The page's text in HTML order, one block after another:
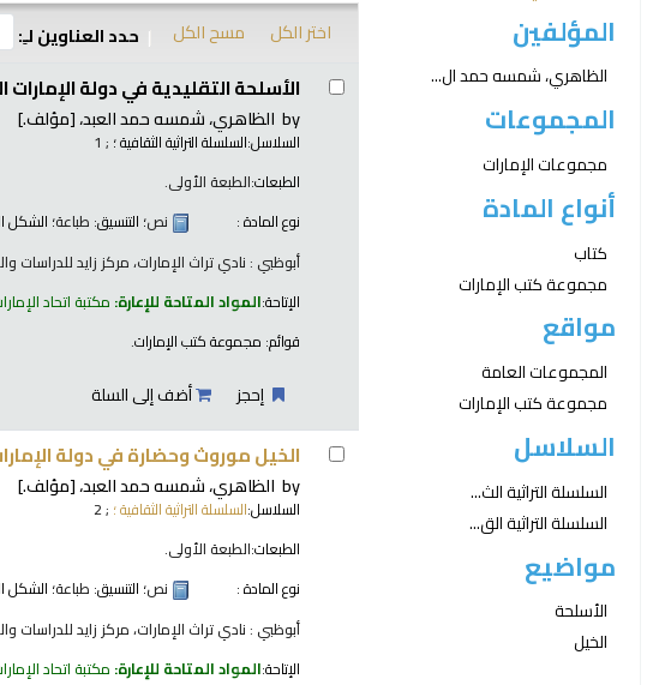
المؤلفين
الظاهري، شمسه حمد ال...
المجموعات
مجموعات الإمارات
أنواع المادة
كتاب
مجموعة كتب الإمارات
مواقع
المجموعات العامة
مجموعة كتب الإمارات
السلاسل
السلسلة التراثية الث...
السلسلة التراثية الق...
مواضيع
الأسلحة
الخيل
اختر الكل مسح الكل حدد العناوين لـِ:
نتائج الأسلحة التقليدية في دولة الإمارات
by الظاهري، شمسه حمد العبد،[مؤلف.]
السلاسل:السلسلة التراثية الثقافية ؛ ; 1
الطبعات:الطبعة الأولى.
نوع المادة :
نص؛ التنسيق: طباعة؛ الشكل
أبوظبي : نادي تراث الإمارات، مركز زايد للدراسات
الإتاحة:المواد المتاحة للإعارة: مكتبة اتحاد
قوائم: مجموعة كتب الإمارات.
إحجز أضف إلى السلة
الخيل موروث وحضارة في دولة
by الظاهري، شمسه حمد العبد،[مؤلف.]
السلاسل:السلسلة التراثية الثقافية ؛ ; 2
الطبعات:الطبعة الأولى.
نوع المادة :
نص؛ التنسيق: طباعة؛ الشكل
أبوظبي : نادي تراث الإمارات، مركز زايد للدراسات
الإتاحة:المواد المتاحة للإعارة: مكتبة اتحاد